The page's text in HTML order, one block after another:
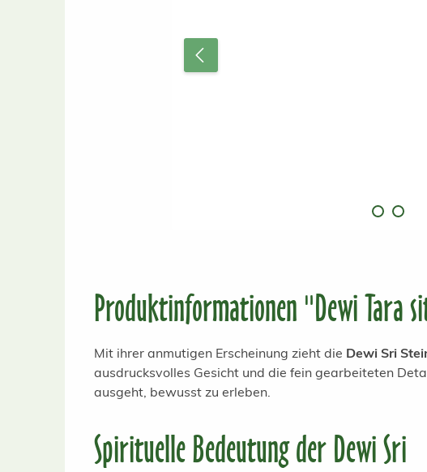
Produktinformationen "Dewi Tara
Mit ihrer anmutigen Erscheinung zieht die Dewi Sri
ausdrucksvolles Gesicht und die fein gearbeiteten
ausgeht, bewusst zu erleben.
Spirituelle Bedeutung der Dewi Sri